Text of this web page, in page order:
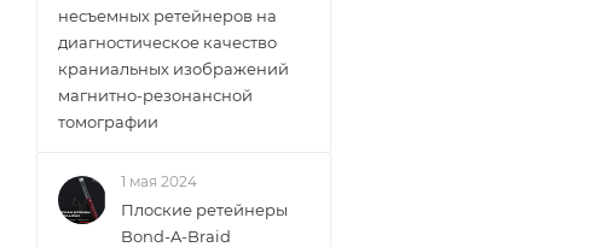
несъемных ретейнеров на
диагностическое качество
краниальных изображений
магнитно-резонансной
томографии
1 мая 2024
Плоские ретейнеры
Bond-A-Braid